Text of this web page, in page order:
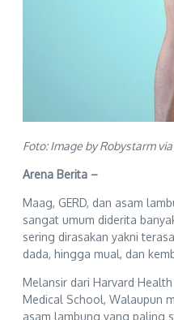
Foto: Image by Robystarm
Arena Berita –
Maag, GERD, dan asam
sangat umum diderita
sering dirasakan yakni
dada, hingga mual, dan
Melansir dari Harvard
Medical School, Walaupun
asam lambung yang paling